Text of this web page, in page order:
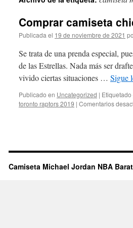
contenido
Comprar camiseta
Publicada el 19 de noviembre de 2021
Se trata de una prenda especial,
de las Estrellas. Nada más ser
vivido ciertas situaciones … Sigue
Publicado en Uncategorized | Etiquetado
toronto raptors 2019 | Comentarios
Camiseta Michael Jordan NBA